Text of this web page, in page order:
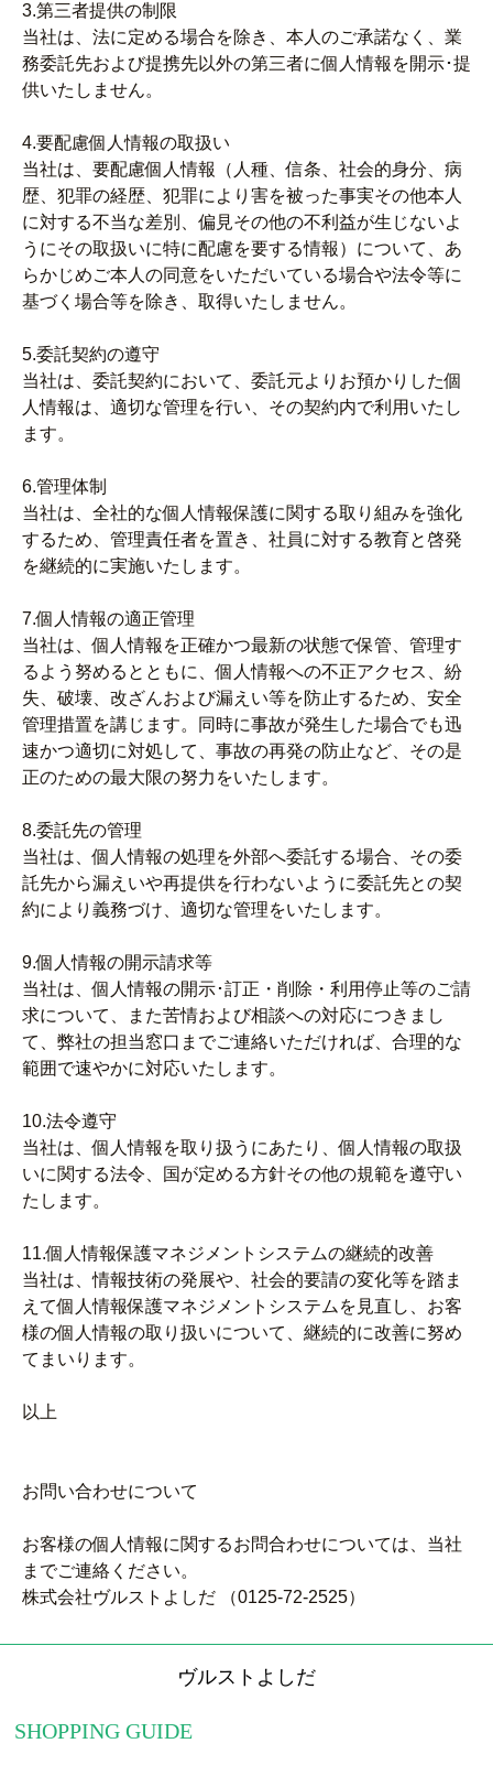
3.第三者提供の制限
当社は、法に定める場合を除き、本人のご承諾なく、業
務委託先および提携先以外の第三者に個人情報を開示･提
供いたしません。
4.要配慮個人情報の取扱い
当社は、要配慮個人情報（人種、信条、社会的身分、病
歴、犯罪の経歴、犯罪により害を被った事実その他本人
に対する不当な差別、偏見その他の不利益が生じないよ
うにその取扱いに特に配慮を要する情報）について、あ
らかじめご本人の同意をいただいている場合や法令等に
基づく場合等を除き、取得いたしません。
5.委託契約の遵守
当社は、委託契約において、委託元よりお預かりした個
人情報は、適切な管理を行い、その契約内で利用いたし
ます。
6.管理体制
当社は、全社的な個人情報保護に関する取り組みを強化
するため、管理責任者を置き、社員に対する教育と啓発
を継続的に実施いたします。
7.個人情報の適正管理
当社は、個人情報を正確かつ最新の状態で保管、管理す
るよう努めるとともに、個人情報への不正アクセス、紛
失、破壊、改ざんおよび漏えい等を防止するため、安全
管理措置を講じます。同時に事故が発生した場合でも迅
速かつ適切に対処して、事故の再発の防止など、その是
正のための最大限の努力をいたします。
8.委託先の管理
当社は、個人情報の処理を外部へ委託する場合、その委
託先から漏えいや再提供を行わないように委託先との契
約により義務づけ、適切な管理をいたします。
9.個人情報の開示請求等
当社は、個人情報の開示･訂正・削除・利用停止等のご請
求について、また苦情および相談への対応につきまし
て、弊社の担当窓口までご連絡いただければ、合理的な
範囲で速やかに対応いたします。
10.法令遵守
当社は、個人情報を取り扱うにあたり、個人情報の取扱
いに関する法令、国が定める方針その他の規範を遵守い
たします。
11.個人情報保護マネジメントシステムの継続的改善
当社は、情報技術の発展や、社会的要請の変化等を踏ま
えて個人情報保護マネジメントシステムを見直し、お客
様の個人情報の取り扱いについて、継続的に改善に努め
てまいります。
以上
お問い合わせについて
お客様の個人情報に関するお問合わせについては、当社
までご連絡ください。
株式会社ヴルストよしだ （0125-72-2525）
ヴルストよしだ
SHOPPING GUIDE